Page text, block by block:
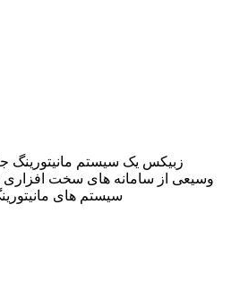
زبیکس یک سیستم
وسیعی از سامانه های سخت افزاری
سیستم های